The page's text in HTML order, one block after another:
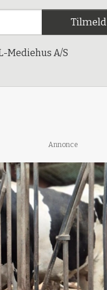
Tilmeld
Mediehus A/S
Annonce